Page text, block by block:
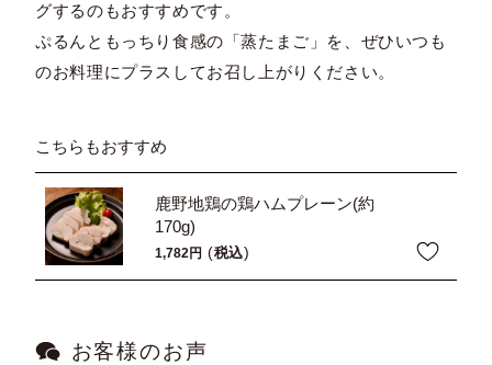
グするのもおすすめです。
ぷるんともっちり食感の「蒸たまご」を、ぜひいつも
のお料理にプラスしてお召し上がりください。
こちらもおすすめ
鹿野地鶏の鶏ハムプレーン(約
170g)
1,782 税込
お客様のお声